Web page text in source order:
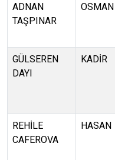
ADNAN
TAŞPINAR
OSMAN
GÜLSEREN
DAYI
KADİR
REHİLE
CAFEROVA
HASAN